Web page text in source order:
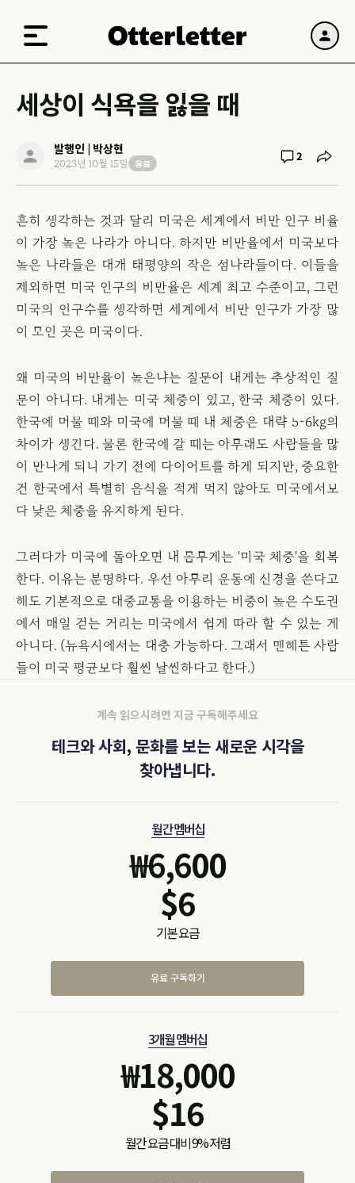
세상이 식욕을 잃을 때
발행인 | 박상현
2023년 10월 15일 유료 2
흔히 생각하는 것과 달리 미국은 세계에서 비만 인구 비율
이 가장 높은 나라가 아니다. 하지만 비만율에서 미국보다
높은 나라들은 대개 태평양의 작은 섬나라들이다. 이들을
제외하면 미국 인구의 비만율은 세계 최고 수준이고, 그런
미국의 인구수를 생각하면 세계에서 비만 인구가 가장 많
이 모인 곳은 미국이다.
왜 미국의 비만율이 높은냐는 질문이 내게는 추상적인 질
문이 아니다. 내게는 미국 체중이 있고, 한국 체중이 있다.
한국에 머물 때와 미국에 머물 때 내 체중은 대략 5~6kg의
차이가 생긴다. 물론 한국에 갈 때는 아무래도 사람들을 많
이 만나게 되니 가기 전에 다이어트를 하게 되지만, 중요한
건 한국에서 특별히 음식을 적게 먹지 않아도 미국에서보
다 낮은 체중을 유지하게 된다.
그러다가 미국에 돌아오면 내 몸무게는 '미국 체중'을 회복
한다. 이유는 분명하다. 우선 아무리 운동에 신경을 쓴다고
해도 기본적으로 대중교통을 이용하는 비중이 높은 수도권
에서 매일 걷는 거리는 미국에서 쉽게 따라 할 수 있는 게
아니다. (뉴욕시에서는 대충 가능하다. 그래서 맨해튼 사람
들이 미국 평균보다 훨씬 날씬하다고 한다.)
계속 읽으시려면 지금 구독해주세요
테크와 사회, 문화를 보는 새로운 시각을
찾아냅니다.
월간 멤버십
₩6,600
$6
기본 요금
유료 구독하기
3개월 멤버십
₩18,000
$16
월간 요금 대비 9% 저렴